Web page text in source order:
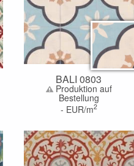
BALI 0803
Produktion auf
Bestellung
- EUR/m2